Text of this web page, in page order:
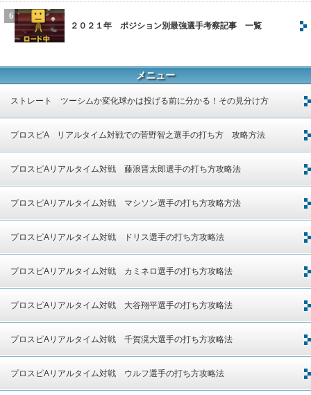
２０２１年 ポジション別最強選手考察記事 一覧
メニュー
ストレート ツーシムか変化球かは投げる前に分かる！その見分け方
プロスピA リアルタイム対戦での菅野智之選手の打ち方 攻略方法
プロスピAリアルタイム対戦 藤浪晋太郎選手の打ち方攻略法
プロスピAリアルタイム対戦 マシソン選手の打ち方攻略方法
プロスピAリアルタイム対戦 ドリス選手の打ち方攻略法
プロスピAリアルタイム対戦 カミネロ選手の打ち方攻略法
プロスピAリアルタイム対戦 大谷翔平選手の打ち方攻略法
プロスピAリアルタイム対戦 千賀滉大選手の打ち方攻略法
プロスピAリアルタイム対戦 ウルフ選手の打ち方攻略法